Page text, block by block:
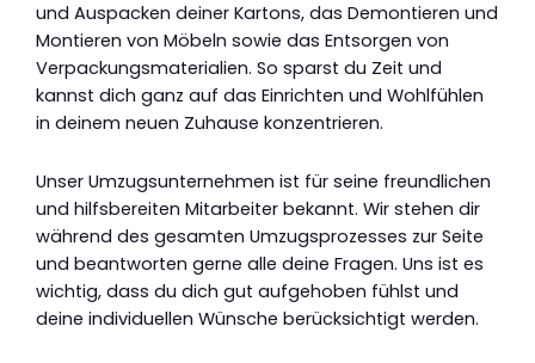
und Auspacken deiner Kartons, das Demontieren und
Montieren von Möbeln sowie das Entsorgen von
Verpackungsmaterialien. So sparst du Zeit und
kannst dich ganz auf das Einrichten und Wohlfühlen
in deinem neuen Zuhause konzentrieren.
Unser Umzugsunternehmen ist für seine freundlichen
und hilfsbereiten Mitarbeiter bekannt. Wir stehen dir
während des gesamten Umzugsprozesses zur Seite
und beantworten gerne alle deine Fragen. Uns ist es
wichtig, dass du dich gut aufgehoben fühlst und
deine individuellen Wünsche berücksichtigt werden.